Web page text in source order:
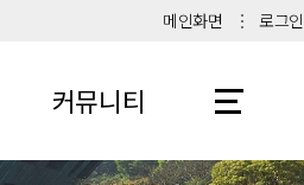
메인화면 로그인
커뮤니티